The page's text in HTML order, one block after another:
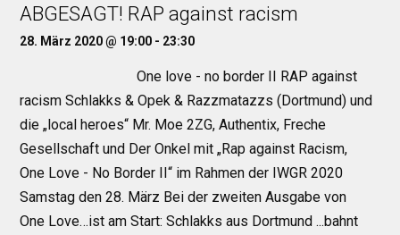
ABGESAGT! RAP against racism
28. März 2020 @ 19:00 - 23:30
One love - no border II RAP against
racism Schlakks & Opek & Razzmatazzs (Dortmund) und
die „local heroes“ Mr. Moe 2ZG, Authentix, Freche
Gesellschaft und Der Onkel mit „Rap against Racism,
One Love - No Border II“ im Rahmen der IWGR 2020
Samstag den 28. März Bei der zweiten Ausgabe von
One Love…ist am Start: Schlakks aus Dortmund ...bahnt